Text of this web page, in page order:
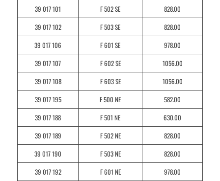
39 017 101
F 502 SE
828.00
39 017 102
F 503 SE
828.00
39 017 106
F 601 SE
978.00
39 017 107
F 602 SE
1056.00
39 017 108
F 603 SE
1056.00
39 017 195
F 500 NE
582.00
39 017 188
F 501 NE
630.00
39 017 189
F 502 NE
828.00
39 017 190
F 503 NE
828.00
39 017 192
F 601 NE
978.00